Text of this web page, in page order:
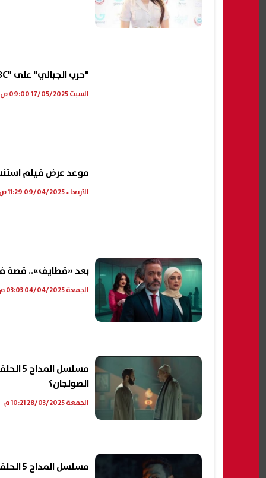
"حرب الجبالي" على "MBC مصر" يوميًا بداية من الأحد
السبت 17/05/2025 09:00 ص
موعد عرض فيلم
الأربعاء 09/04/2025 11:29 ص
بعد «قطايف».. قصة
الجمعة 04/04/2025 03:03 م
الصولجان؟
الجمعة 28/03/2025 10:21 م
مسلسل المداح 5 الحلقة 24.. حمادة هلال يواصل حربه ضد الشيخ سلام